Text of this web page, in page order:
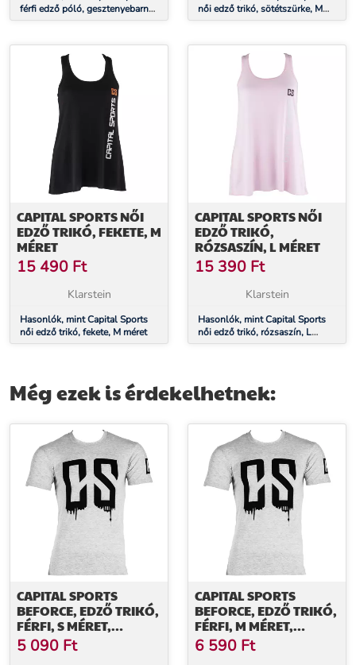
férfi edző póló, gesztenyebarna,
M méret
női edző trikó, sötétszürke, M
méret
CAPITAL SPORTS NŐI
EDZŐ TRIKÓ, FEKETE, M
MÉRET
15 490 Ft
Klarstein
Hasonlók, mint Capital Sports
női edző trikó, fekete, M méret
CAPITAL SPORTS NŐI
EDZŐ TRIKÓ,
RÓZSASZÍN, L MÉRET
15 390 Ft
Klarstein
Hasonlók, mint Capital Sports
női edző trikó, rózsaszín, L
méret
Még ezek is érdekelhetnek:
CAPITAL SPORTS
BEFORCE, EDZŐ TRIKÓ,
FÉRFI, S MÉRET,
SZÜRKE
5 090 Ft
CAPITAL SPORTS
BEFORCE, EDZŐ TRIKÓ,
FÉRFI, M MÉRET,
SZÜRKE
6 590 Ft